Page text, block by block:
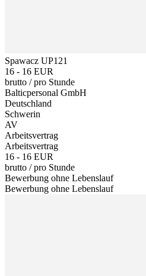
Spawacz UP121
16 - 16 EUR
brutto /pro Stunde
Balticpersonal GmbH
Deutschland
Schwerin
AV
Arbeitsvertrag
Arbeitsvertrag
16 - 16 EUR
brutto /pro Stunde
Bewerbung ohne Lebenslauf
Bewerbung ohne Lebenslauf